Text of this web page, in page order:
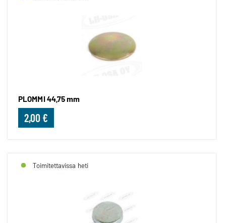
PLOMMI 44,75 mm
2,00 €
Toimitettavissa heti